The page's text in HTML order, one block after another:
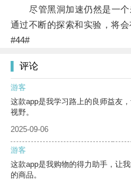
尽管黑洞加速仍然是一个
通过不断的探索和实验，将会
#44#
评论
游客
这款app是我学习路上的良师益友
视野。
2025-09-06
游客
这款app是我购物的得力助手，让
的商品。